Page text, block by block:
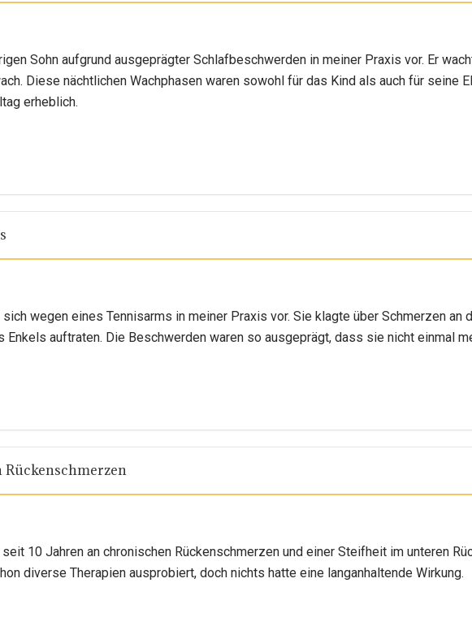
Sohn aufgrund ausgeprägter Schlafbeschwerden in meiner Praxis vor. Er
Diese nächtlichen Wachphasen waren sowohl für das Kind als auch für seine
erheblich.
wegen eines Tennisarms in meiner Praxis vor. Sie klagte über Schmerzen
auftraten. Die Beschwerden waren so ausgeprägt, dass sie nicht einmal
10 Jahren an chronischen Rückenschmerzen und einer Steifheit im unteren
diverse Therapien ausprobiert, doch nichts hatte eine langanhaltende Wirkung.